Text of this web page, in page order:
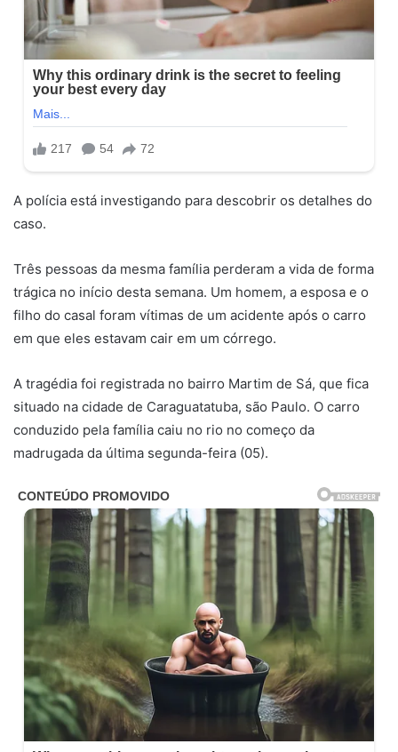
A polícia está investigando para descobrir os detalhes do
caso.
Três pessoas da mesma família perderam a vida de forma
trágica no início desta semana. Um homem, a esposa e o
filho do casal foram vítimas de um acidente após o carro
em que eles estavam cair em um córrego.
A tragédia foi registrada no bairro Martim de Sá, que fica
situado na cidade de Caraguatatuba, são Paulo. O carro
conduzido pela família caiu no rio no começo da
madrugada da última segunda-feira (05).